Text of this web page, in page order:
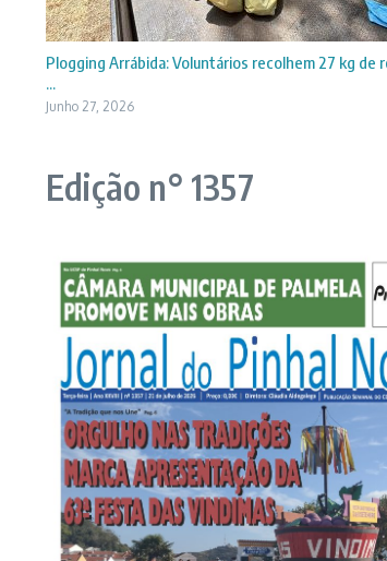
Plogging Arrábida: Voluntários recolhem 27 kg de
...
Junho 27, 2026
Edição n° 1357